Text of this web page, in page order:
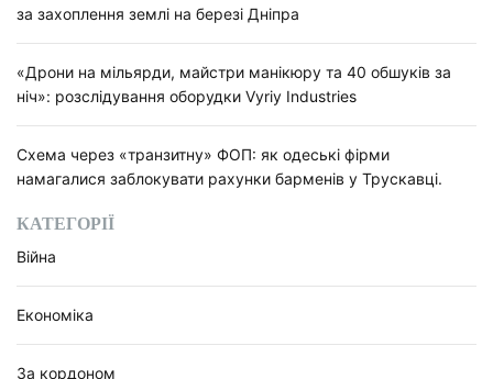
за захоплення землі на березі Дніпра
«Дрони на мільярди, майстри манікюру та 40 обшуків за
ніч»: розслідування оборудки Vyriy Industries
Схема через «транзитну» ФОП: як одеські фірми
намагалися заблокувати рахунки барменів у Трускавці.
КАТЕГОРІЇ
Війна
Економіка
За кордоном